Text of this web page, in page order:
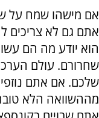
אם מישהו שמח על
אתם גם לא צריכים
הוא יודע מה הם
שחרורם. עולם
שלכם. אם אתם
מההשוואה הלא